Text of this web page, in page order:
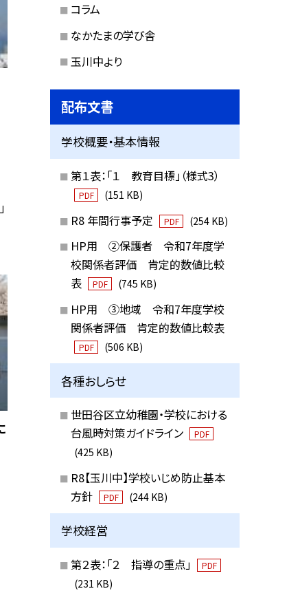
コラム
なかたまの学び舎
玉川中より
配布文書
学校概要・基本情報
第１表：「１ 教育目標」（様式3）
PDF (151 KB)
R8 年間行事予定 PDF (254 KB)
HP用 ②保護者 令和7年度学
校関係者評価 肯定的数値比較
表
PDF (745 KB)
HP用 ③地域 令和7年度学校
関係者評価 肯定的数値比較表
PDF (506 KB)
各種おしらせ
世田谷区立幼稚園・学校における
台風時対策ガイドライン
PDF
(425 KB)
R8【玉川中】学校いじめ防止基本
方針
PDF (244 KB)
学校経営
第２表：「２ 指導の重点」 PDF
(231 KB)